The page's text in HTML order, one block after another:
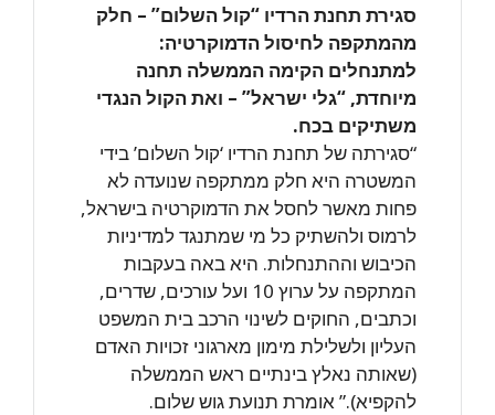
סגירת תחנת הרדיו “קול השלום” – חלק
מהמתקפה לחיסול הדמוקרטיה:
למתנחלים הקימה הממשלה תחנה
מיוחדת, “גלי ישראל” – ואת הקול הנגדי
משתיקים בכח.
“סגירתה של תחנת הרדיו ‘קול השלום’ בידי
המשטרה היא חלק ממתקפה שנועדה לא
פחות מאשר לחסל את הדמוקרטיה בישראל,
לרמוס ולהשתיק כל מי שמתנגד למדיניות
הכיבוש וההתנחלות. היא באה בעקבות
המתקפה על ערוץ 10 ועל עורכים, שדרים,
וכתבים, החוקים לשינוי הרכב בית המשפט
העליון ולשלילת מימון מארגוני זכויות האדם
(שאותה נאלץ בינתיים ראש הממשלה
להקפיא).” אומרת תנועת גוש שלום.